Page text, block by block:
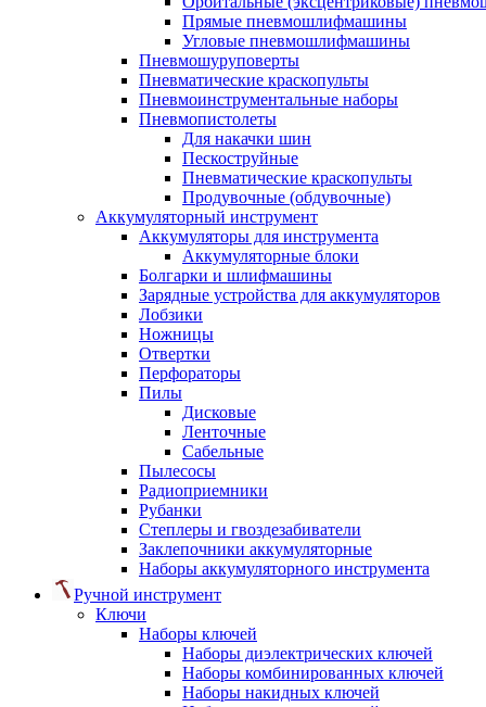
Прямые пневмошлифмашины
Угловые пневмошлифмашины
Пневмошуруповерты
Пневматические краскопульты
Пневмоинструментальные наборы
Пневмопистолеты
Для накачки шин
Пескоструйные
Пневматические краскопульты
Продувочные (обдувочные)
Аккумуляторный инструмент
Аккумуляторы для инструмента
Аккумуляторные блоки
Болгарки и шлифмашины
Зарядные устройства для аккумуляторов
Лобзики
Ножницы
Отвертки
Перфораторы
Пилы
Дисковые
Ленточные
Сабельные
Пылесосы
Радиоприемники
Рубанки
Степлеры и гвоздезабиватели
Заклепочники аккумуляторные
Наборы аккумуляторного инструмента
Ручной инструмент
Ключи
Наборы ключей
Наборы диэлектрических ключей
Наборы комбинированных ключей
Наборы накидных ключей